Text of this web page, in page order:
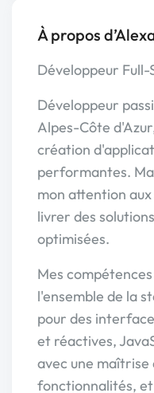
À propos
Développeur
Développeur
Alpes-Côte
création
performantes.
mon attention
livrer des
optimisées.
Mes
l'ensemble de la
pour des
et réactives,
avec une maîtrise
fonctionnalités,